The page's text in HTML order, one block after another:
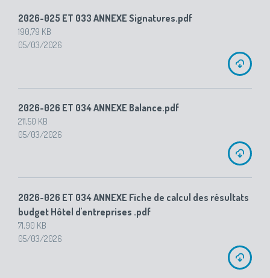
2026-025 ET 033 ANNEXE Signatures.pdf
190,79 KB
05/03/2026
2026-026 ET 034 ANNEXE Balance.pdf
211,50 KB
05/03/2026
2026-026 ET 034 ANNEXE Fiche de calcul des résultats
budget Hôtel d'entreprises .pdf
71,90 KB
05/03/2026